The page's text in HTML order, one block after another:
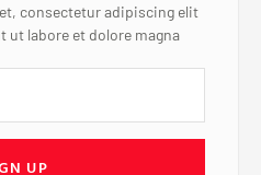
consectetur adipiscing elit
labore et dolore magna
UP